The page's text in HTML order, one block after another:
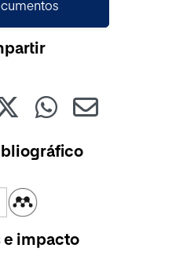
e impacto